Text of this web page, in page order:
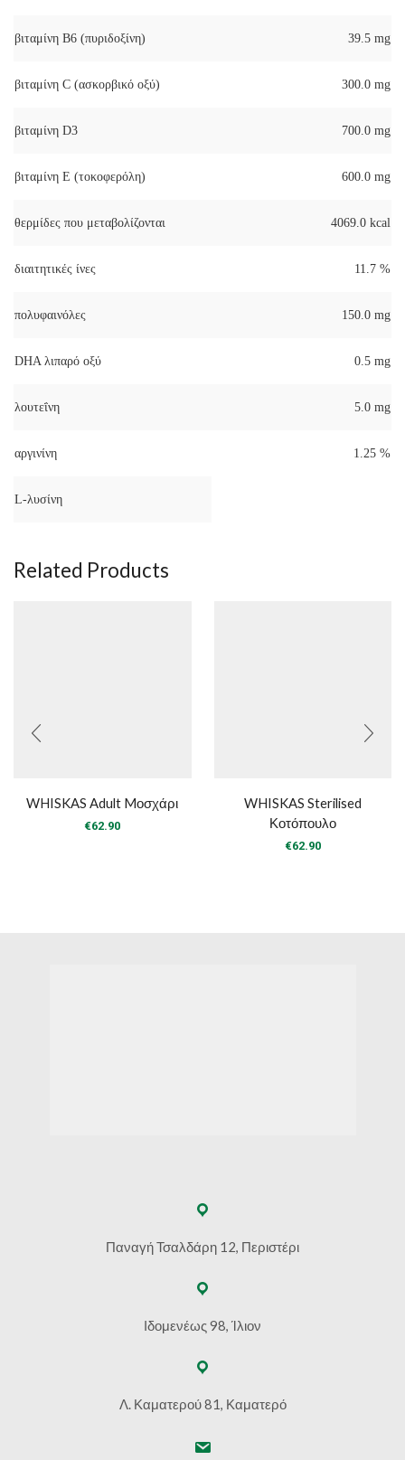
βιταμίνη Β6 (πυριδοξίνη) 39.5 mg
βιταμίνη C (ασκορβικό οξύ) 300.0 mg
βιταμίνη D3 700.0 mg
βιταμίνη Ε (τοκοφερόλη) 600.0 mg
θερμίδες που μεταβολίζονται 4069.0 kcal
διαιτητικές ίνες 11.7 %
πολυφαινόλες 150.0 mg
DHA λιπαρό οξύ 0.5 mg
λουτεΐνη 5.0 mg
αργινίνη 1.25 %
L-λυσίνη
Related Products
WHISKAS Adult Mοσχάρι
€62.90
WHISKAS Sterilised
Κοτόπουλο
€62.90
Παναγή Τσαλδάρη 12, Περιστέρι
Ιδομενέως 98, Ίλιον
Λ. Καματερού 81, Καματερό